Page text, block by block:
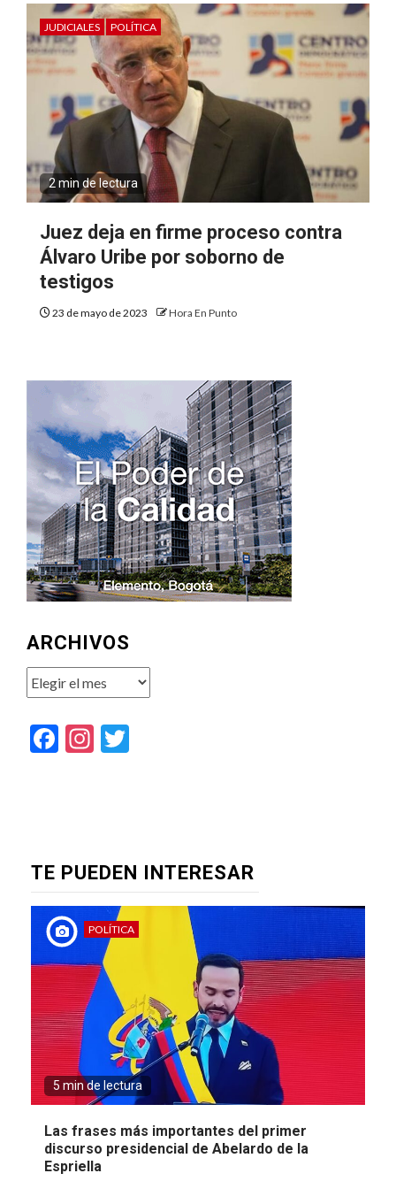
JUDICIALES POLÍTICA
2 min de lectura
Juez deja en firme proceso contra
Álvaro Uribe por soborno de
testigos
23 de mayo de 2023 Hora En Punto
ARCHIVOS
Archivos
Facebook
Instagram
TE PUEDEN INTERESAR
POLÍTICA
5 min de lectura
Las frases más importantes del primer
discurso presidencial de Abelardo de la
Espriella